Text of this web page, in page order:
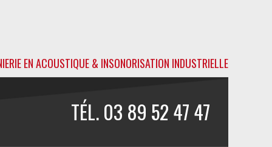
EN ACOUSTIQUE & INSONORISATION INDUSTRIELLE
TÉL. 03 89 52 47 47